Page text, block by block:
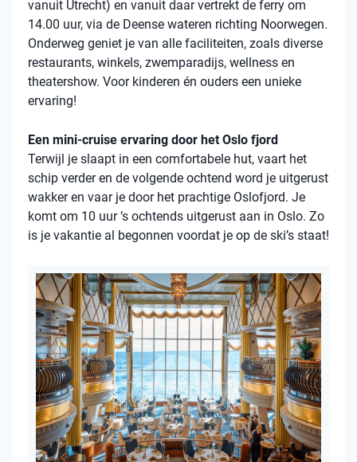
vanuit Utrecht) en vanuit daar vertrekt de ferry om
14.00 uur, via de Deense wateren richting Noorwegen.
Onderweg geniet je van alle faciliteiten, zoals diverse
restaurants, winkels, zwemparadijs, wellness en
theatershow. Voor kinderen én ouders een unieke
ervaring!
Een mini-cruise ervaring door het Oslo fjord
Terwijl je slaapt in een comfortabele hut, vaart het
schip verder en de volgende ochtend word je uitgerust
wakker en vaar je door het prachtige Oslofjord. Je
komt om 10 uur ’s ochtends uitgerust aan in Oslo. Zo
is je vakantie al begonnen voordat je op de ski’s staat!